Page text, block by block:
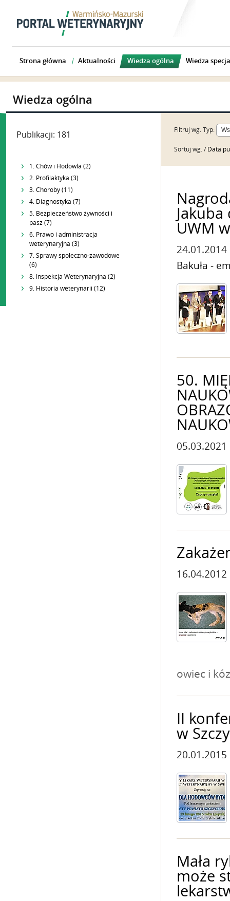
Strona główna Aktualności Wiedza ogólna Wiedza
Wiedza ogólna
Publikacji: 181
1. Chów i Hodowla (2)
2. Profilaktyka (3)
3. Choroby (11)
4. Diagnostyka (7)
5. Bezpieczeństwo żywności i
pasz (7)
6. Prawo i administracja
weterynaryjna (3)
7. Sprawy społeczno-zawodowe
(6)
8. Inspekcja Weterynaryjna (2)
9. Historia weterynarii (12)
Filtruj wg. Typ:
Sortuj wg. / Data
UWM
Bakuła -
50.
owiec i
II
w
Mała
może